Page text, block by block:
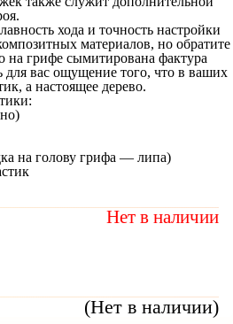
(Нет в наличии)
хода и точность настройки
материалов, но обратите
на грифе сымитирована фактура
для вас ощущение того, что в ваших
а настоящее дерево.
на голову грифа — липа)
Нет в наличии